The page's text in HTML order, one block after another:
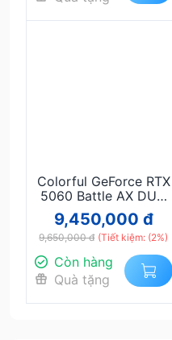
Colorful GeForce RTX
5060 Battle AX DUO
8GB-V
9,450,000 đ
9,650,000 đ (Tiết kiệm: (2%)
Còn hàng
Quà tặng